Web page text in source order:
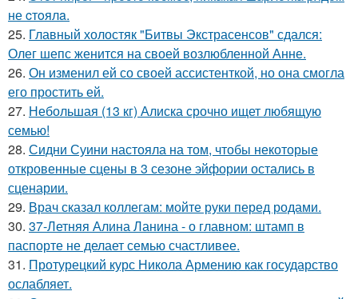
не cтoялa.
25. Главный холостяк "Битвы Экстрасенсов" сдался:
Олег шепс женится на своей возлюбленной Анне.
26. Он изменил ей со своей ассистенткой, но она смогла
его простить ей.
27. Небольшая (13 кг) Алиска срочно ищет любящую
семью!
28. Сидни Суини настояла на том, чтобы некоторые
откровенные сцены в 3 сезоне эйфории остались в
сценарии.
29. Врач сказал коллегам: мойте руки перед родами.
30. 37-Летняя Алина Ланина - о главном: штамп в
паспорте не делает семью счастливее.
31. Протурецкий курс Никола Армению как государство
ослабляет.